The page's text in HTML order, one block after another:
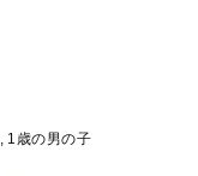
1歳の男の子